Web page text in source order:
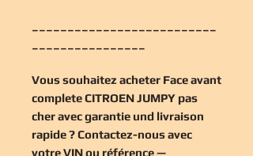
Vous souhaitez acheter Face avant
complete CITROEN JUMPY pas
cheravec garantie und livraison
rapide ? Contactez-nous avec
votre VIN ou référence —